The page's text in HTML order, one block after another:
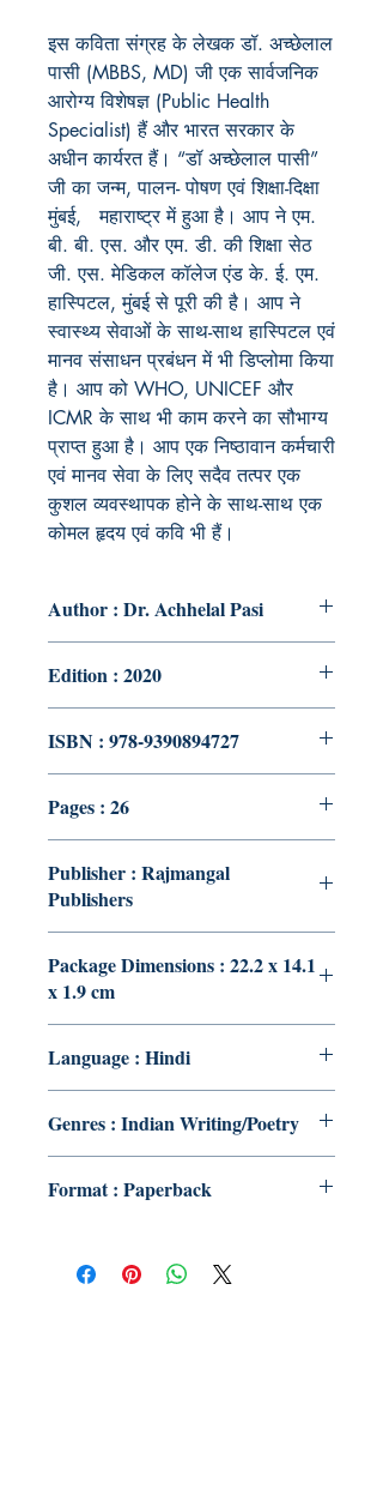
इस कविता संग्रह के लेखक डॉ. अच्छेलाल
पासी (MBBS, MD) जी एक सार्वजनिक
आरोग्य विशेषज्ञ (Public Health
Specialist) हैं और भारत सरकार के
अधीन कार्यरत हैं। “डॉ अच्छेलाल पासी”
जी का जन्म, पालन- पोषण एवं शिक्षा-दिक्षा
मुंबई, महाराष्ट्र में हुआ है। आप ने एम.
बी. बी. एस. और एम. डी. की शिक्षा सेठ
जी. एस. मेडिकल कॉलेज एंड के. ई. एम.
हास्पिटल, मुंबई से पूरी की है। आप ने
स्वास्थ्य सेवाओं के साथ-साथ हास्पिटल एवं
मानव संसाधन प्रबंधन में भी डिप्लोमा किया
है। आप को WHO, UNICEF और
ICMR के साथ भी काम करने का सौभाग्य
प्राप्त हुआ है। आप एक निष्ठावान कर्मचारी
एवं मानव सेवा के लिए सदैव तत्पर एक
कुशल व्यवस्थापक होने के साथ-साथ एक
कोमल हृदय एवं कवि भी हैं।
Author : Dr. Achhelal Pasi
Edition : 2020
ISBN : 978-9390894727
Pages : 26
Publisher : Rajmangal
Publishers
Package Dimensions : 22.2 x 14.1
x 1.9 cm
Language : Hindi
Genres : Indian Writing/Poetry
Format : Paperback